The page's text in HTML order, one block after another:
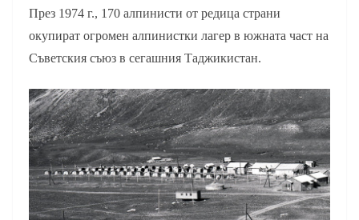
През 1974 г., 170 алпинисти от редица страни
окупират огромен алпинистки лагер в южната част на
Съветския съюз в сегашния Таджикистан.